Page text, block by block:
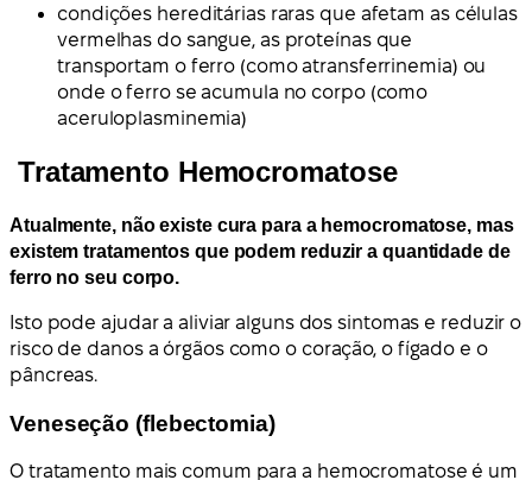
condições hereditárias raras que afetam as células
vermelhas do sangue, as proteínas que
transportam o ferro (como atransferrinemia) ou
onde o ferro se acumula no corpo (como
aceruloplasminemia)
Tratamento Hemocromatose
Atualmente, não existe cura para a hemocromatose, mas
existem tratamentos que podem reduzir a quantidade de
ferro no seu corpo.
Isto pode ajudar a aliviar alguns dos sintomas e reduzir o
risco de danos a órgãos como o coração, o fígado e o
pâncreas.
Veneseção (flebectomia)
O tratamento mais comum para a hemocromatose é um